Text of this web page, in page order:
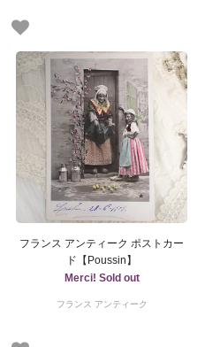
フランス アンティーク ポストカー
ド【Poussin】
Merci! Sold out
フランス アンティーク